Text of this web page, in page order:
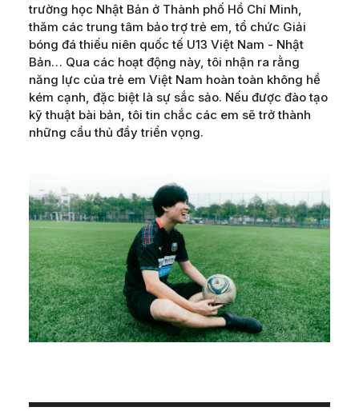
trường học Nhật Bản ở Thành phố Hồ Chí Minh,
thăm các trung tâm bảo trợ trẻ em, tổ chức Giải
bóng đá thiếu niên quốc tế U13 Việt Nam - Nhật
Bản… Qua các hoạt động này, tôi nhận ra rằng
năng lực của trẻ em Việt Nam hoàn toàn không hề
kém cạnh, đặc biệt là sự sắc sảo. Nếu được đào tạo
kỹ thuật bài bản, tôi tin chắc các em sẽ trở thành
những cầu thủ đầy triển vọng.